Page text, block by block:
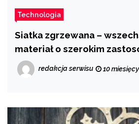
Technologia
Siatka zgrzewana –
materiał o szerokim
redakcja serwisu 10